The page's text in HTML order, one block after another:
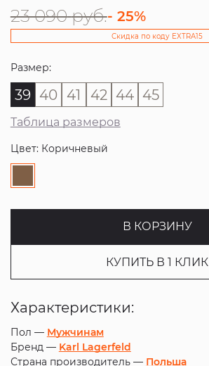
23 090 руб.- 25%
Скидка по коду EXTRA15
Размер:
39 40 41 42 44 45
Таблица размеров
Цвет: Коричневый
В КОРЗИНУ
КУПИТЬ В 1 КЛИК
Характеристики:
Пол — Мужчинам
Бренд — Karl Lagerfeld
Страна производитель — Польша